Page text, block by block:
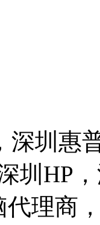
深圳惠
圳HP
理商